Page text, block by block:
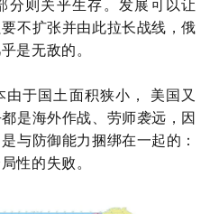
分则关乎生存。发展可以让
不扩张并由此拉长战线，俄
是无敌的。
于国土面积狭小， 美国又
是海外作战、劳师袭远，因
与防御能力捆绑在一起的：
性的失败。